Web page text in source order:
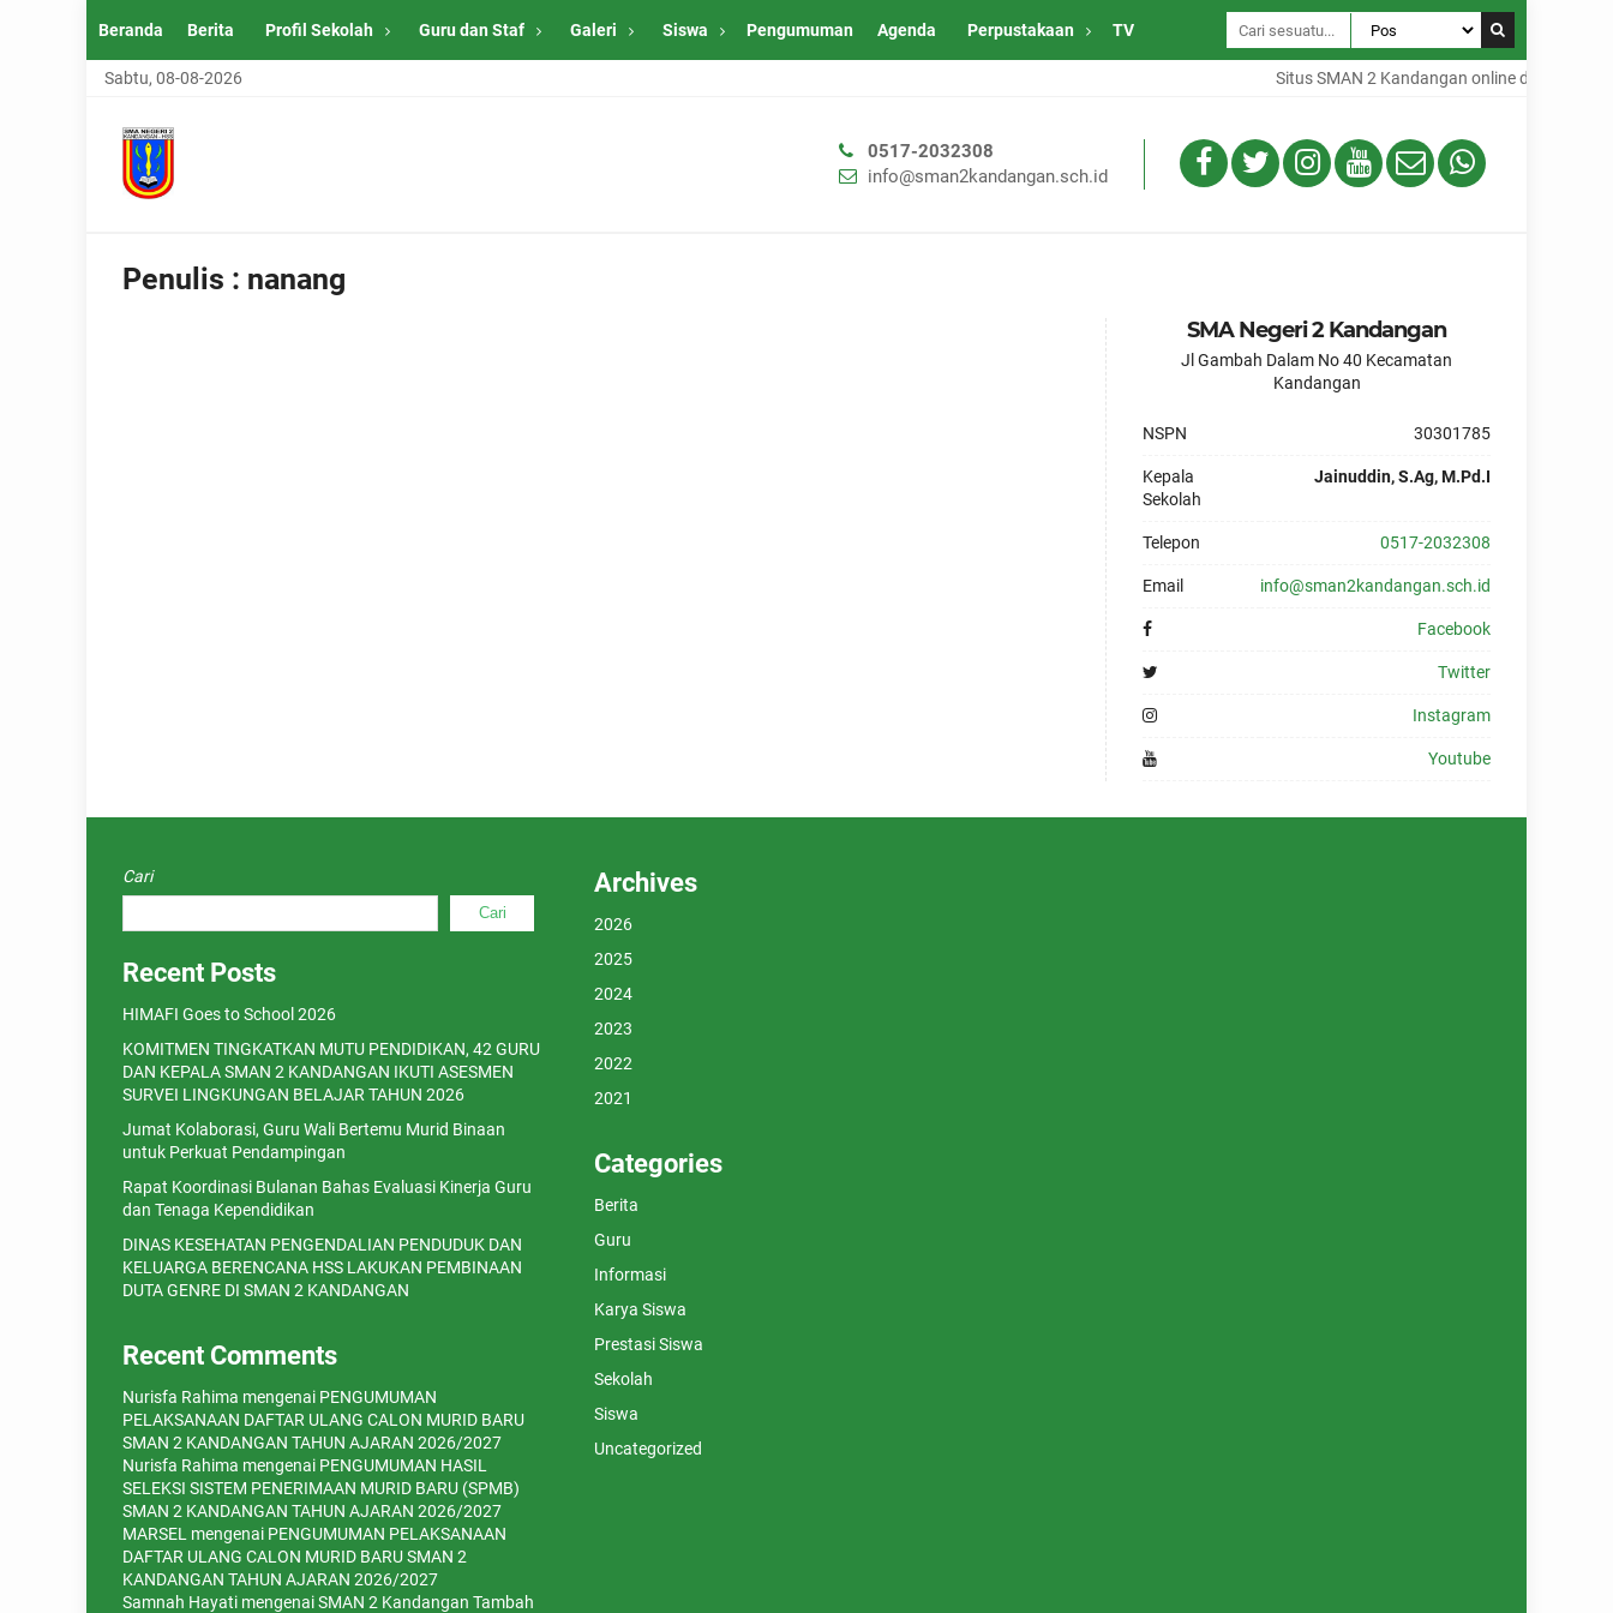
Beranda Berita Profil Sekolah Guru dan Staf Galeri Siswa Pengumuman Agenda Perpustakaan TV
Sabtu, 08-08-2026 Situs SMAN 2 Kandangan online dari Desa
0517-2032308
info@sman2kandangan.sch.id
Penulis : nanang
SMA Negeri 2 Kandangan
Jl Gambah Dalam No 40 Kecamatan
Kandangan
NSPN 30301785
Kepala
Sekolah
Jainuddin, S.Ag, M.Pd.I
Telepon 0517-2032308
Email info@sman2kandangan.sch.id
Facebook
Twitter
Instagram
Youtube
Cari
Cari
Recent Posts
HIMAFI Goes to School 2026
KOMITMEN TINGKATKAN MUTU PENDIDIKAN, 42 GURU
DAN KEPALA SMAN 2 KANDANGAN IKUTI ASESMEN
SURVEI LINGKUNGAN BELAJAR TAHUN 2026
Jumat Kolaborasi, Guru Wali Bertemu Murid Binaan
untuk Perkuat Pendampingan
Rapat Koordinasi Bulanan Bahas Evaluasi Kinerja Guru
dan Tenaga Kependidikan
DINAS KESEHATAN PENGENDALIAN PENDUDUK DAN
KELUARGA BERENCANA HSS LAKUKAN PEMBINAAN
DUTA GENRE DI SMAN 2 KANDANGAN
Recent Comments
Nurisfa Rahima mengenai PENGUMUMAN
PELAKSANAAN DAFTAR ULANG CALON MURID BARU
SMAN 2 KANDANGAN TAHUN AJARAN 2026/2027
Nurisfa Rahima mengenai PENGUMUMAN HASIL
SELEKSI SISTEM PENERIMAAN MURID BARU (SPMB)
SMAN 2 KANDANGAN TAHUN AJARAN 2026/2027
MARSEL mengenai PENGUMUMAN PELAKSANAAN
DAFTAR ULANG CALON MURID BARU SMAN 2
KANDANGAN TAHUN AJARAN 2026/2027
Samnah Hayati mengenaiSMAN 2 Kandangan Tambah
Archives
2026
2025
2024
2023
2022
2021
Categories
Berita
Guru
Informasi
Karya Siswa
Prestasi Siswa
Sekolah
Siswa
Uncategorized